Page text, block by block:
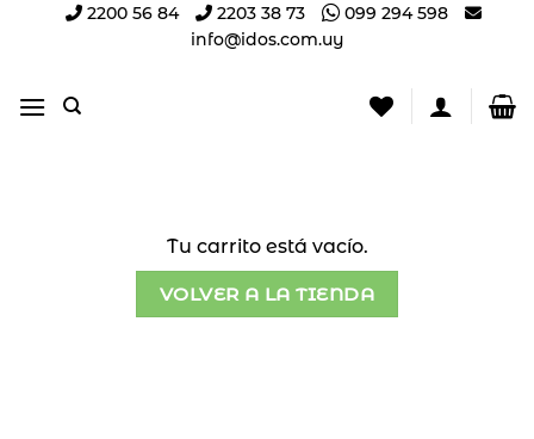
2200 56 84 2203 38 73
099 294 598
info@idos.com.uy
Tu carrito está vacío.
VOLVER A LA TIENDA